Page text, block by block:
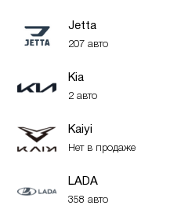
Jetta
207 авто
Kia
2 авто
Kaiyi
Нет в продаже
LADA
358 авто